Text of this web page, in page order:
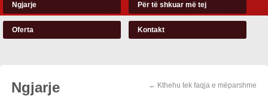
Ngjarje Për të shkuar më tej
Oferta Kontakt
← Kthehu tek faqja e mëparshme
Ngjarje